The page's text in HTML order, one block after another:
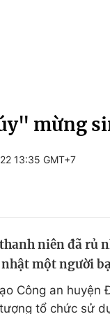
mừng
13:35 GMT+7
niên đã rủ
một người
Công an huyện
tổ chức sử